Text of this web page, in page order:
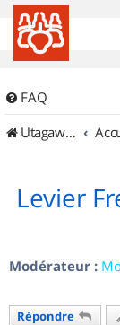
FAQ
UtagawaVTT (Randos VTT et VTTAE avec traces GPS)
Levier
Modérateur :
Répondre